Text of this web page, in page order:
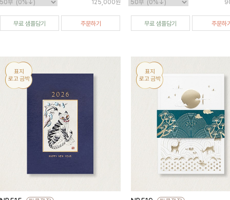
125,000원
무료 샘플담기 주문하기 무료 샘플담기 주문하